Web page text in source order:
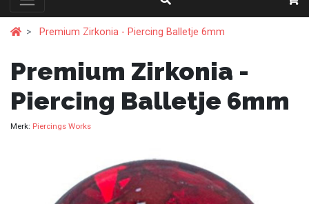
Premium Zirkonia - Piercing Balletje 6mm
Premium Zirkonia -
Piercing Balletje 6mm
Merk: Piercings Works